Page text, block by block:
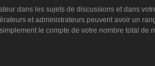
dans les sujets de discussions et dans
et administrateurs peuvent avoir un
le compte de votre nombre total de